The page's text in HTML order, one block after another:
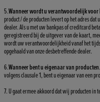
5.Wanneer wordt u verantwoordelijk
product / de producten levert op het adres dat
dealer. Als u met uw bankpas of creditcard
geregistreerd bij de uitgever van de kaart,
wordt uw verantwoordelijkheid vanaf het
opgehaald van onze desbetreffende dealer.
6.Wanneer bent u eigenaar van producten
volgens clausule 1, bent u eigenaar van een
7. U gaat ermee akkoord dat wij producten in